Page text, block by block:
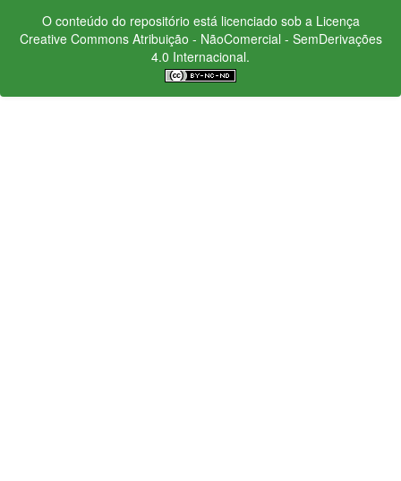
O conteúdo do repositório está licenciado sob a Licença
Creative CommonsAtribuição - NãoComercial - SemDerivações
4.0 Internacional.